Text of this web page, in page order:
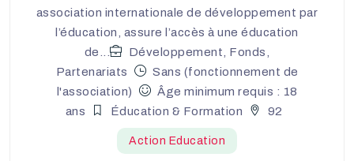
association internationale de développement par
l’éducation, assure l’accès à une éducation
de...
Développement, Fonds,
Partenariats
Sans (fonctionnement de
l'association)
Âge minimum requis : 18
ans
Éducation & Formation 92
Action Education